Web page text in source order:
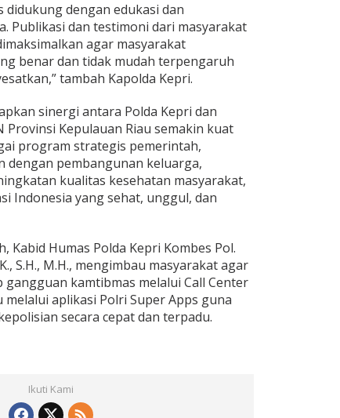
didukung dengan edukasi dan
Publikasi dan testimoni dari masyarakat
agar masyarakat
benar dan tidak mudah terpengaruh
tambah Kapolda Kepri.
sinergi antara Polda Kepri dan
Provinsi Kepulauan Riau semakin kuat
program strategis pemerintah,
dengan pembangunan keluarga,
kualitas kesehatan masyarakat,
Indonesia yang sehat, unggul, dan
Kabid Humas Polda Kepri Kombes Pol.
S.H., M.H., mengimbau masyarakat agar
kamtibmas melalui Call Center
melalui aplikasi Polri Super Apps guna
secara cepat dan terpadu.
Ikuti Kami